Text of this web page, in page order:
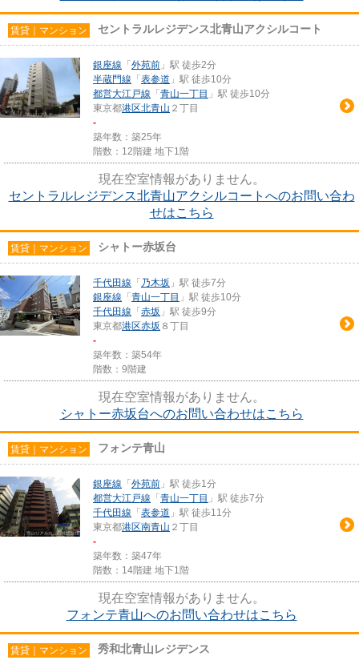
賃貸｜マンション セントラルレジデンス北青山アクシルコート
銀座線 「 外苑前 」駅 徒歩2分
半蔵門線 「 表参道 」駅 徒歩10分
都営大江戸線 「 青山一丁目 」駅 徒歩10分
東京都港区北青山 ２丁目
-
築年数：築25年
階数：12階建 地下1階
現在空室情報がありません。
セントラルレジデンス北青山アクシルコートへのお問い合わ
せはこちら
賃貸｜マンション シャトー赤坂台
千代田線 「 乃木坂 」駅 徒歩7分
銀座線 「 青山一丁目 」駅 徒歩10分
千代田線 「 赤坂 」駅 徒歩9分
東京都港区赤坂 ８丁目
-
築年数：築54年
階数：9階建
現在空室情報がありません。
シャトー赤坂台へのお問い合わせはこちら
賃貸｜マンション フォンテ青山
銀座線 「 外苑前 」駅 徒歩1分
都営大江戸線 「 青山一丁目 」駅 徒歩7分
千代田線 「 表参道 」駅 徒歩11分
東京都港区南青山 ２丁目
-
築年数：築47年
階数：14階建 地下1階
現在空室情報がありません。
フォンテ青山へのお問い合わせはこちら
賃貸｜マンション 秀和北青山レジデンス